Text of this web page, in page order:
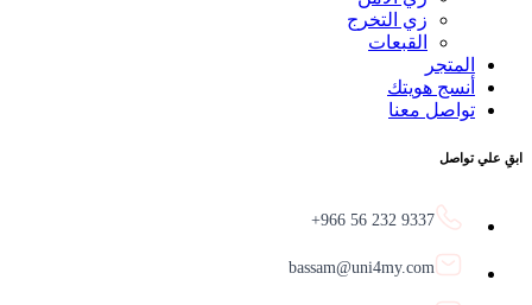
زي التخرج
القبعات
المتجر
أنسج هويتك
تواصل معنا
ابقِ علي تواصل
9337 232 56 966+
bassam@uni4my.com